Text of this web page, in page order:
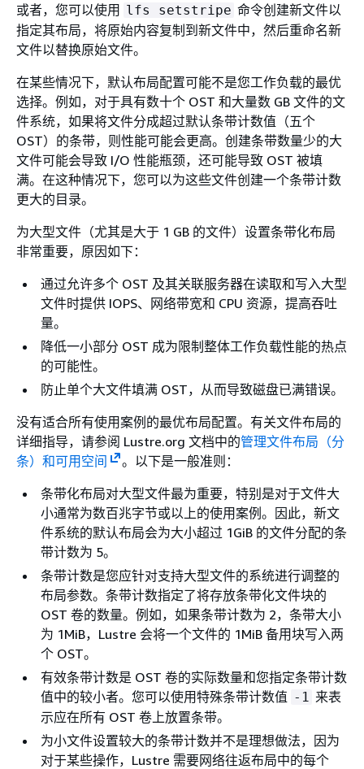
或者，您可以使用 lfs setstripe 命令创建新文件以
指定其布局，将原始内容复制到新文件中，然后重命名新
文件以替换原始文件。
在某些情况下，默认布局配置可能不是您工作负载的最优
选择。例如，对于具有数十个 OST 和大量数 GB 文件的文
件系统，如果将文件分成超过默认条带计数值（五个
OST）的条带，则性能可能会更高。创建条带数量少的大
文件可能会导致 I/O 性能瓶颈，还可能导致 OST 被填
满。在这种情况下，您可以为这些文件创建一个条带计数
更大的目录。
为大型文件（尤其是大于 1 GB 的文件）设置条带化布局
非常重要，原因如下：
通过允许多个 OST 及其关联服务器在读取和写入大型
文件时提供 IOPS、网络带宽和 CPU 资源，提高吞吐
量。
降低一小部分 OST 成为限制整体工作负载性能的热点
的可能性。
防止单个大文件填满 OST，从而导致磁盘已满错误。
没有适合所有使用案例的最优布局配置。有关文件布局的
详细指导，请参阅 Lustre.org 文档中的管理文件布局（分
条）和可用空间
。以下是一般准则：
条带化布局对大型文件最为重要，特别是对于文件大
小通常为数百兆字节或以上的使用案例。因此，新文
件系统的默认布局会为大小超过 1GiB 的文件分配的条
带计数为 5。
条带计数是您应针对支持大型文件的系统进行调整的
布局参数。条带计数指定了将存放条带化文件块的
OST 卷的数量。例如，如果条带计数为 2，条带大小
为 1MiB，Lustre 会将一个文件的 1MiB 备用块写入两
个 OST。
有效条带计数是 OST 卷的实际数量和您指定条带计数
值中的较小者。您可以使用特殊条带计数值 -1 来表
示应在所有 OST 卷上放置条带。
为小文件设置较大的条带计数并不是理想做法，因为
对于某些操作，Lustre 需要网络往返布局中的每个